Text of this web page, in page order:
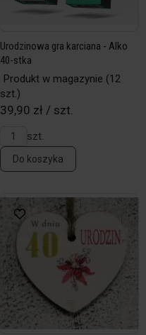
Urodzinowa gra karciana - Alko
40-stka
Produkt w magazynie (12
szt.)
39,90 zł / szt.
szt.
Do koszyka